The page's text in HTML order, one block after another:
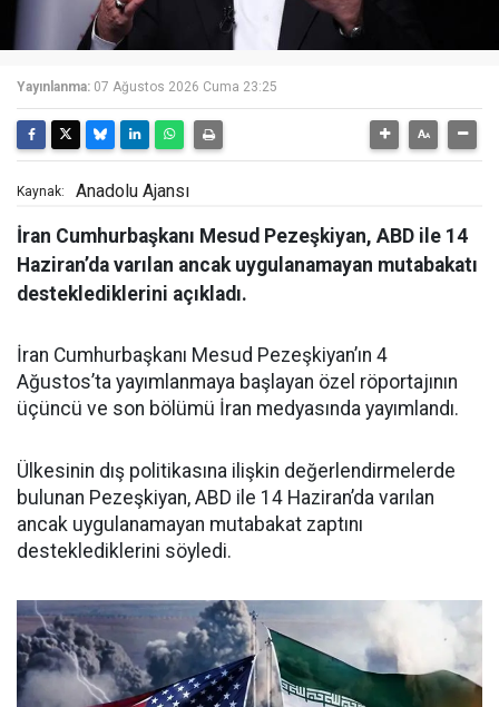
Yayınlanma: 07 Ağustos 2026 Cuma 23:25
Kaynak: Anadolu Ajansı
İran Cumhurbaşkanı Mesud Pezeşkiyan, ABD ile 14
Haziran’da varılan ancak uygulanamayan mutabakatı
desteklediklerini açıkladı.
İran Cumhurbaşkanı Mesud Pezeşkiyan’ın 4
Ağustos’ta yayımlanmaya başlayan özel röportajının
üçüncü ve son bölümü İran medyasında yayımlandı.
Ülkesinin dış politikasına ilişkin değerlendirmelerde
bulunan Pezeşkiyan, ABD ile 14 Haziran’da varılan
ancak uygulanamayan mutabakat zaptını
desteklediklerini söyledi.